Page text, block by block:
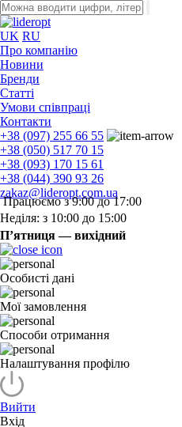
UK RU
Про компанію
Новини
Бренди
Статті
Умови співпраці
Контакти
+38 (097) 255 66 55
+38 (050) 517 70 15
+38 (093) 170 15 61
+38 (044) 390 93 26
zakaz@lideropt.com.ua
Працюємо з 9:00 до 17:00
Неділя: з 10:00 до 15:00
П’ятниця — вихідний
Особисті дані
Мої замовлення
Способи отримання
Налаштування профілю
Вийти
Вхід